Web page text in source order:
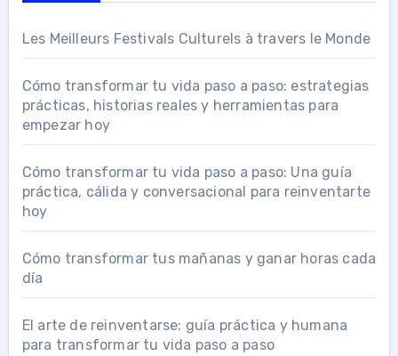
Les Meilleurs Festivals Culturels à travers le Monde
Cómo transformar tu vida paso a paso: estrategias
prácticas, historias reales y herramientas para
empezar hoy
Cómo transformar tu vida paso a paso: Una guía
práctica, cálida y conversacional para reinventarte
hoy
Cómo transformar tus mañanas y ganar horas cada
día
El arte de reinventarse: guía práctica y humana
para transformar tu vida paso a paso